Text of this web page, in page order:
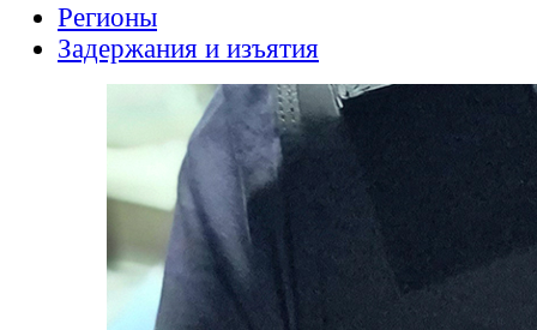
Регионы
Задержания и изъятия